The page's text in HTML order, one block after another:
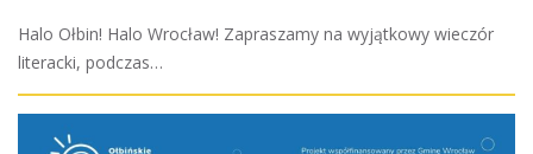
Halo Ołbin! Halo Wrocław! Zapraszamy na wyjątkowy wieczór
literacki, podczas…